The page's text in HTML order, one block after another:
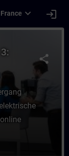
France expand_more login
share